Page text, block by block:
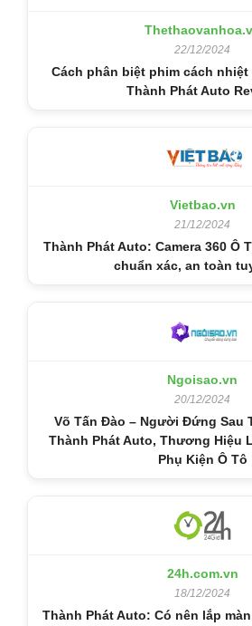
22/12/2024
Cách phân biệt phim cách nhiệt
Thành Phát Auto
Vietbao.vn
21/12/2024
Thành Phát Auto: Camera 360 Ô
chuẩn xác, an toàn
Ngoisao.vn
20/12/2024
Võ Tấn Đào – Người Đứng Sau
Thành Phát Auto, Thương Hiệu
Phụ Kiện Ô Tô
24h.com.vn
18/12/2024
Thành Phát Auto: Có nên lắp